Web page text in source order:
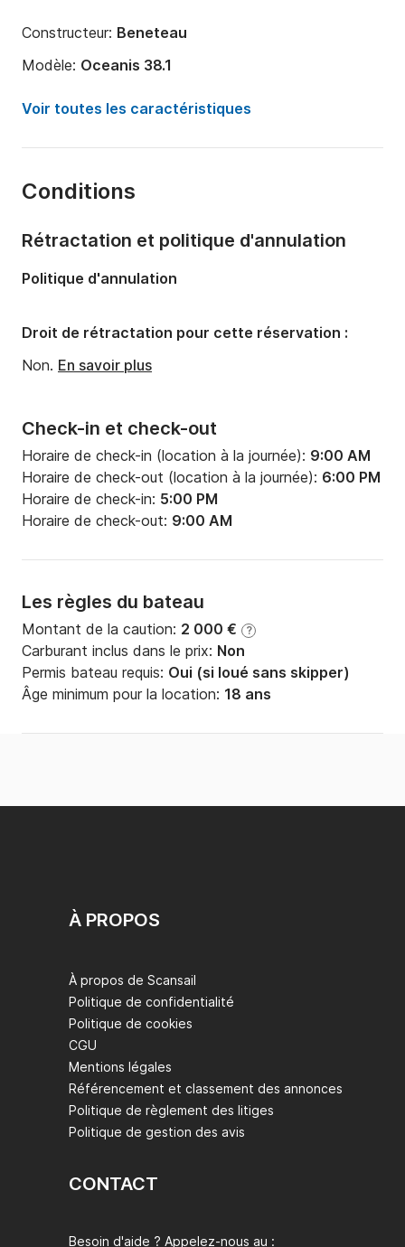
Constructeur: Beneteau
Modèle: Oceanis 38.1
Année:
Nombre de couchages:
Nombre de salles de bains:
Tirant d'eau:0m
Puissance moteur:40cv
Voir toutes les caractéristiques
Conditions
Check-in et check-out
Horaire de check-in (location à la journée): 9:00 AM
Horaire de check-out (location à la journée): 6:00 PM
Horaire de check-in: 5:00 PM
Horaire de check-out: 9:00 AM
Les règles du bateau
Montant de la caution: 2 000 € ?
Carburant inclus dans le prix: Non
Permis bateau requis: Oui (si loué sans skipper)
Âge minimum pour la location: 18 ans
Rétractation et politique d'annulation
Politique d'annulation
Droit de rétractation pour cette réservation :
Non. En savoir plus
À PROPOS
À propos de Scansail
Politique de confidentialité
Politique de cookies
CGU
Mentions légales
Référencement et classement des annonces
Politique de règlement des litiges
Politique de gestion des avis
CONTACT
Besoin d'aide ? Appelez-nous au :